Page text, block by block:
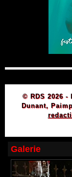
© RDS 2026 -
Dunant,
Galerie